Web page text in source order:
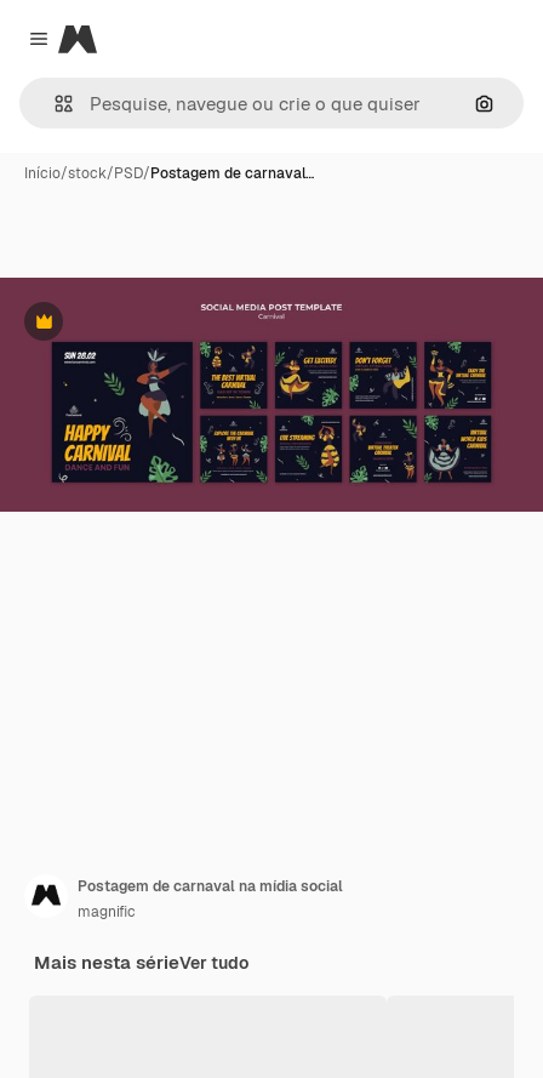
Close menu
Magnific
Início/stock/PSD/Postagem de carnaval…
Premium
Postagem de carnaval na mídia social
magnific
Mais nesta sérieVer tudo